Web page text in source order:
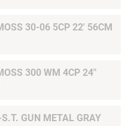
30-06 5CP 22' 56CM
300 WM 4CP 24"
GUN METAL GRAY